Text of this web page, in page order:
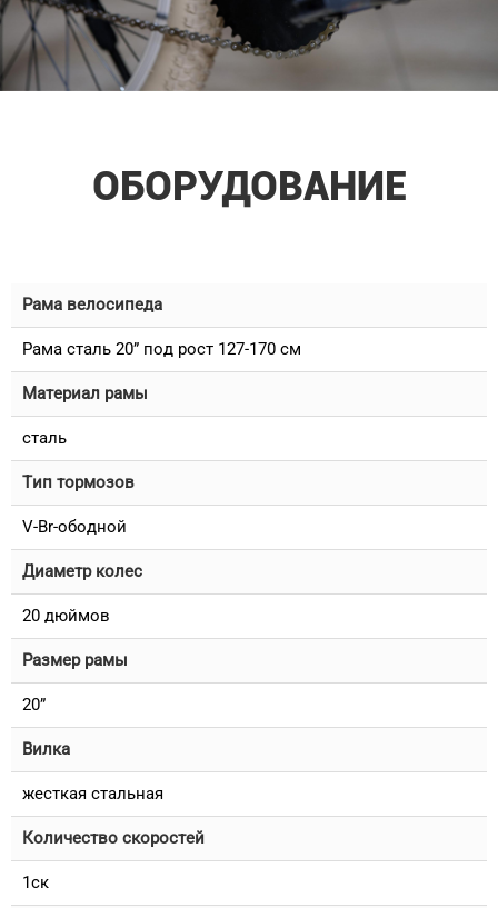
ОБОРУДОВАНИЕ
Рама велосипеда
Рама сталь 20” под рост 127-170 см
Материал рамы
сталь
Тип тормозов
V-Br-ободной
Диаметр колес
20 дюймов
Размер рамы
20”
Вилка
жесткая стальная
Количество скоростей
1ск